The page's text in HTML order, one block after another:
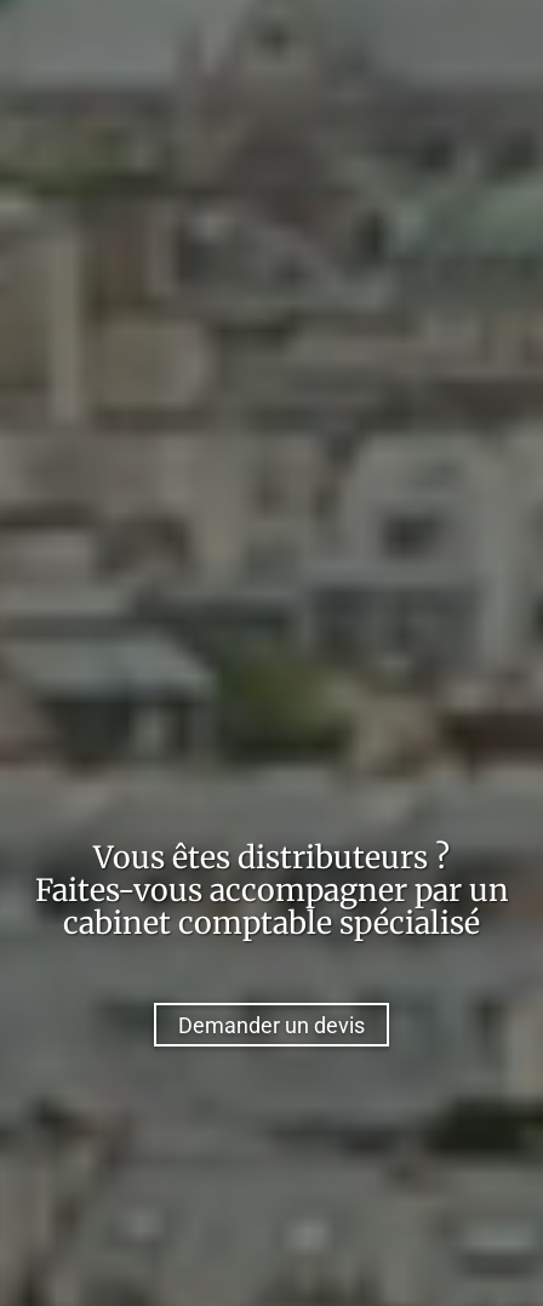
Vous êtesdistributeurs?
Faites-vous accompagner par un
cabinet comptable spécialisé
Demander un devis